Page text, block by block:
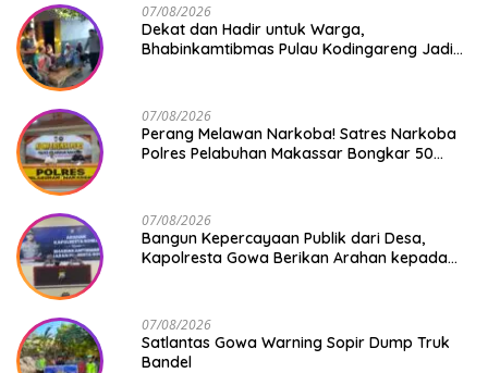
07/08/2026
Dekat dan Hadir untuk Warga,
Bhabinkamtibmas Pulau Kodingareng Jadi
07/08/2026
Perang Melawan Narkoba! Satres Narkoba
Polres Pelabuhan Makassar Bongkar 50
07/08/2026
Bangun Kepercayaan Publik dari Desa,
Kapolresta Gowa Berikan Arahan kepada
07/08/2026
Satlantas Gowa Warning Sopir Dump Truk
Bandel